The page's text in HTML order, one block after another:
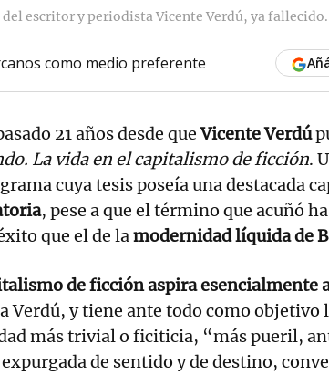
escritor y periodista Vicente Verdú, ya fallecido.
como medio preferente
21 años desde queVicente Verdú
La vida en el capitalismo de ficción.
cuya tesis poseía una destacada
, pese a que el término que acuñó
que el de lamodernidad líquida de
de ficción aspira esencialmente
Verdú, y tiene ante todo como objetivo
más trivial o ficiticia, “más pueril,
de sentido y de destino,